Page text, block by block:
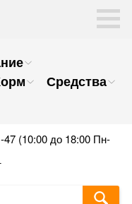
Средства
47 (10:00 до 18:00 Пн-